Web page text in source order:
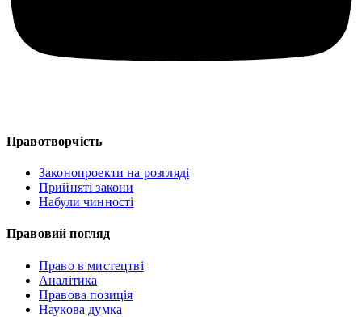
Правотворчість
Законопроекти на розгляді
Прийняті закони
Набули чинності
Правовий погляд
Право в мистецтві
Аналітика
Правова позиція
Наукова думка